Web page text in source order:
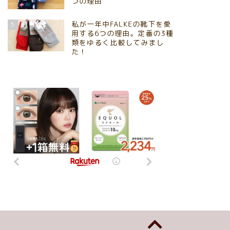
5
私が一年中FALKEの靴下を愛
用する6つの理由。定番の3種
類をゆるく比較してみまし
た！